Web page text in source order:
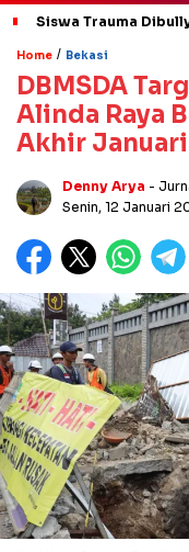
Siswa Trauma
Home / Bekasi
DBMSDA
Alinda Raya
Akhir Januari
Denny Arya -
Senin, 12 Januari